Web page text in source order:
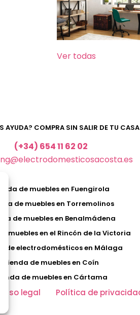
Ver todas
AYUDA? COMPRA SIN SALIR DE TU CASA
(+34) 654 11 62 02
de muebles en Fuengirola
de muebles en Torremolinos
de muebles en Benalmádena
muebles en el Rincón de la Victoria
de electrodomésticos en Málaga
Tienda de muebles en Coín
de muebles en Cártama
Aviso legal Política de